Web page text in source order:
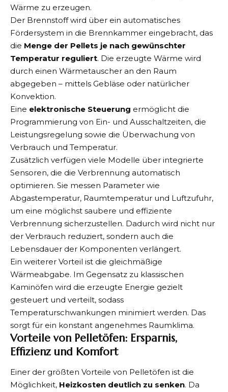
Wärme zu erzeugen.
Der Brennstoff wird über ein automatisches
Fördersystem in die Brennkammer eingebracht, das
die Menge der Pellets je nach gewünschter
Temperatur reguliert. Die erzeugte Wärme wird
durch einen Wärmetauscher an den Raum
abgegeben – mittels Gebläse oder natürlicher
Konvektion.
Eine elektronische Steuerung ermöglicht die
Programmierung von Ein- und Ausschaltzeiten, die
Leistungsregelung sowie die Überwachung von
Verbrauch und Temperatur.
Zusätzlich verfügen viele Modelle über integrierte
Sensoren, die die Verbrennung automatisch
optimieren. Sie messen Parameter wie
Abgastemperatur, Raumtemperatur und Luftzufuhr,
um eine möglichst saubere und effiziente
Verbrennung sicherzustellen. Dadurch wird nicht nur
der Verbrauch reduziert, sondern auch die
Lebensdauer der Komponenten verlängert.
Ein weiterer Vorteil ist die gleichmäßige
Wärmeabgabe. Im Gegensatz zu klassischen
Kaminöfen wird die erzeugte Energie gezielt
gesteuert und verteilt, sodass
Temperaturschwankungen minimiert werden. Das
sorgt für ein konstant angenehmes Raumklima.
Vorteile von Pelletöfen: Ersparnis,
Effizienz und Komfort
Einer der größten Vorteile von Pelletöfen ist die
Möglichkeit, Heizkosten deutlich zu senken. Da